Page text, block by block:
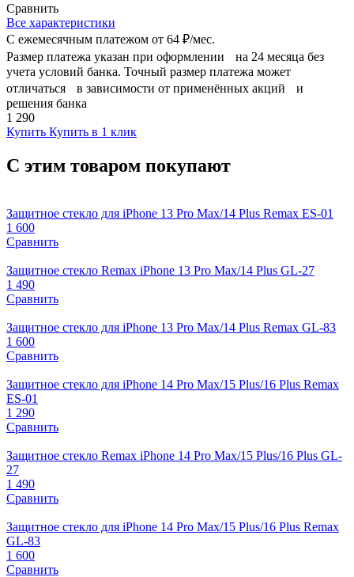
Сравнить
Все характеристики
С ежемесячным платежом от 64 ₽/мес.
Размер платежа указан при оформлении на 24 месяца без
учета условий банка. Точный размер платежа может
отличаться в зависимости от применённых акций и
решения банка
1 290
Купить Купить в 1 клик
С этим товаром покупают
Защитное стекло для iPhone 13 Pro Max/14 Plus Remax ES-01
1 600
Сравнить
Защитное стекло Remax iPhone 13 Pro Max/14 Plus GL-27
1 490
Сравнить
Защитное стекло для iPhone 13 Pro Max/14 Plus Remax GL-83
1 600
Сравнить
Защитное стекло для iPhone 14 Pro Max/15 Plus/16 Plus Remax
ES-01
1 290
Сравнить
Защитное стекло Remax iPhone 14 Pro Max/15 Plus/16 Plus GL-
27
1 490
Сравнить
Защитное стекло для iPhone 14 Pro Max/15 Plus/16 Plus Remax
GL-83
1 600
Сравнить